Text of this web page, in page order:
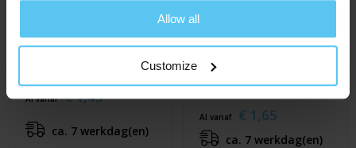
Allow all
Customize
Al vanaf € 1,45
ca. 7 werkdag(en)
venster gevuld met
snoep
Al vanaf € 1,65
ca. 7 werkdag(en)